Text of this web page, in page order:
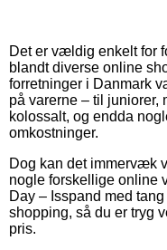
Det er vældig enkelt for
blandt diverse online
forretninger i Danmark
på varerne – til
kolossalt, og endda
omkostninger.
Dog kan det immervæk
nogle forskellige online
Day – Isspand med
shopping, så du er tryg
pris.